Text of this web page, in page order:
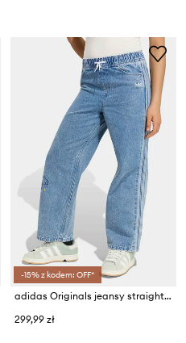
-15% z kodem: OFF*
adidas Originals jeansy straight dziecięce
299,99 zł